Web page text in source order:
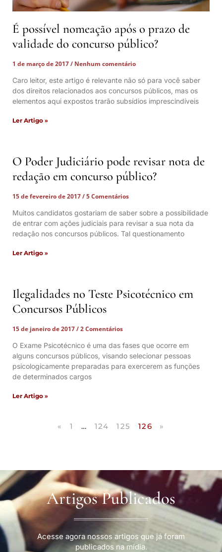
É possível nomeação após o prazo de
validade do concurso público?
1 de março de 2017
Nenhum comentário
Caro leitor, este artigo é relevante não só para você saber
dos direitos relacionados aos concursos públicos, mas os
elementos aqui expostos trarão subsídios imprescindíveis
Ler Artigo »
O Poder Judiciário pode revisar nota de
redação em concurso público?
15 de fevereiro de 2017
5 Comentários
Muitos candidatos gostariam de saber sobre a possibilidade
de entrar com ações judiciais para revisar a sua nota da
redação nos concursos públicos. Tal questionamento
Ler Artigo »
Ilegalidades no Teste Psicotécnico em
Concursos Públicos
15 de janeiro de 2017
2 Comentários
O Exame Psicotécnico é uma das fases que ocorre em
alguns concursos públicos, visando selecionar pessoas
psicologicamente preparadas para exercerem as funções
de determinados cargos
Ler Artigo »
« 1 … 124 125 126 »
Artigos Publicados
Acesse agora nossos artigos que já foram
publicados na mídia.